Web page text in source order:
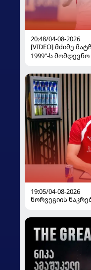
20:48/04-08-2026
[VIDEO] მძიმე
1999"-ს
19:05/04-08-2026
ნორვეგიის